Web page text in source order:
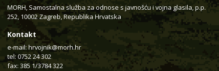
MORH, Samostalna služba za odnose s javnošću i vojna glasila, p.p.
252, 10002 Zagreb, Republika Hrvatska
Kontakt
e-mail: hrvojnik@morh.hr
tel: 0752 24 302
fax: 385 1/3784 322